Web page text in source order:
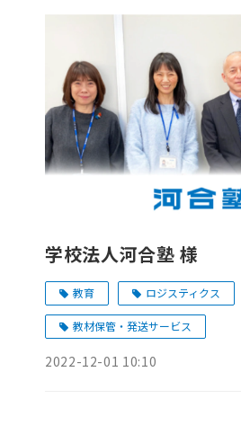
学校法人河合塾 様
教育 ロジスティクス
教材保管・発送サービス
2022-12-01 10:10